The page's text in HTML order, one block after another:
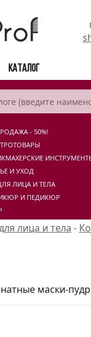
Каталог
- 50%!
И УХОД
ЛИЦА И ТЕЛА
И ПЕДИКЮР
лица и тела -
маски-